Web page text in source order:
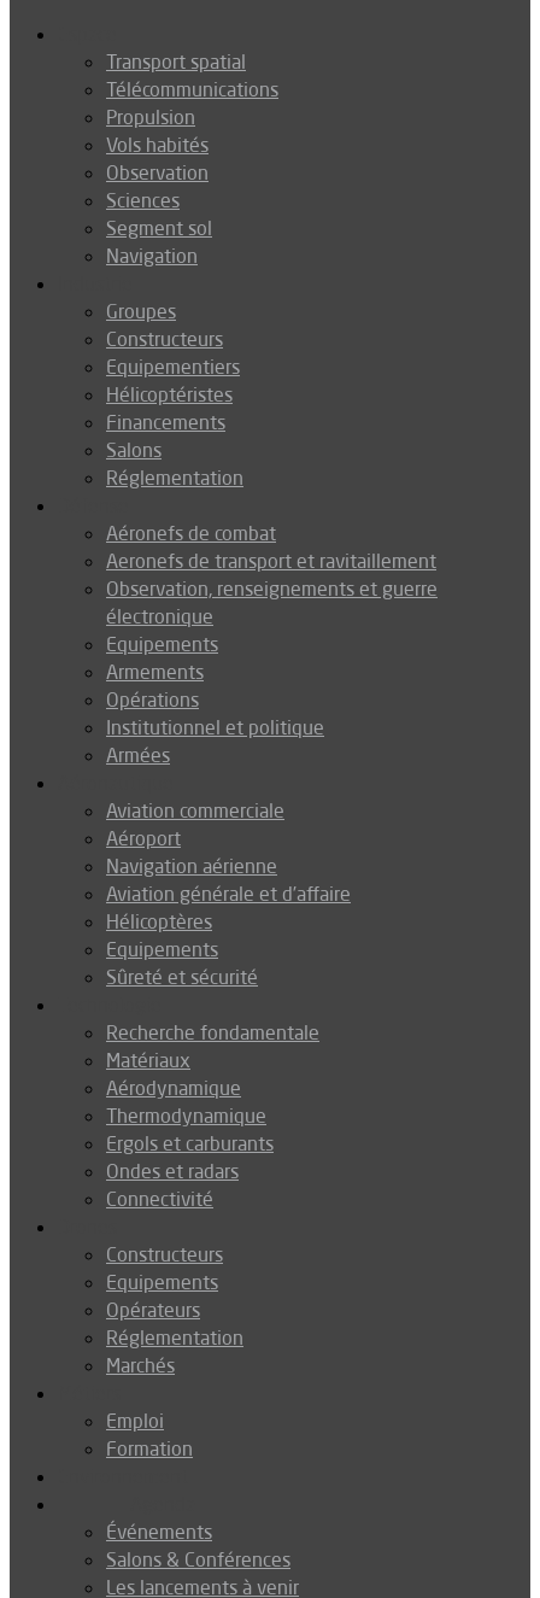
Transport spatial
Télécommunications
Propulsion
Vols habités
Observation
Sciences
Segment sol
Navigation
Groupes
Constructeurs
Equipementiers
Hélicoptéristes
Financements
Salons
Réglementation
Aéronefs de combat
Aeronefs de transport et ravitaillement
Observation, renseignements et guerre
électronique
Equipements
Armements
Opérations
Institutionnel et politique
Armées
Aviation commerciale
Aéroport
Navigation aérienne
Aviation générale et d’affaire
Hélicoptères
Equipements
Sûreté et sécurité
Recherche fondamentale
Matériaux
Aérodynamique
Thermodynamique
Ergols et carburants
Ondes et radars
Connectivité
Constructeurs
Equipements
Opérateurs
Réglementation
Marchés
Emploi
Formation
Événements
Salons & Conférences
Les lancements à venir